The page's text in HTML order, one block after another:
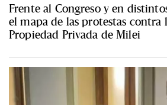
Frente al Congreso y en
el mapa de las protestas contra
Propiedad Privada de Milei